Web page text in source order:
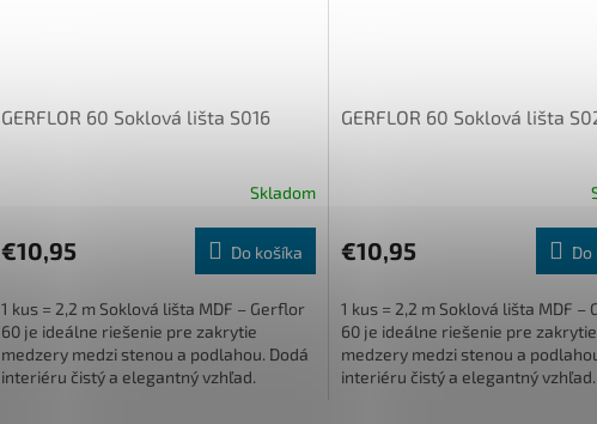
GERFLOR 60 Soklová lišta S016
Skladom
€10,95 Do košíka
1 kus = 2,2 m Soklová lišta MDF – Gerflor
60 je ideálne riešenie pre zakrytie
medzery medzi stenou a podlahou. Dodá
interiéru čistý a elegantný vzhľad.
GERFLOR 60 Soklová lišta
€10,95 Do
1 kus = 2,2 m Soklová lišta MDF –
60 je ideálne riešenie pre zakrytie
medzery medzi stenou a
interiéru čistý a elegantný vzhľad.